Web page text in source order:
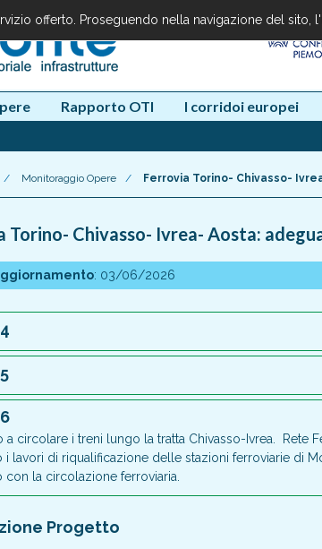
Rapporto OTI I corridoi europei
/ Monitoraggio Opere / Ferrovia Torino- Chivasso-
Torino- Chivasso- Ivrea- Aosta:
: 03/06/2026
a circolare i treni lungo la tratta Chivasso-Ivrea. Rete
i lavori di riqualificazione delle stazioni ferroviarie di
con la circolazione ferroviaria.
Progetto
offerto. Proseguendo nella navigazione del sito,